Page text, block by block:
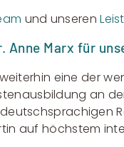
und unseren
Marx für
eine der
an
auf höchstem